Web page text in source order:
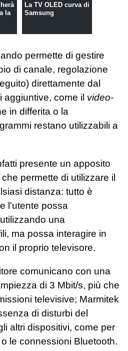
la
La TV OLED curva di
Samsung
permette di gestire
di canale, regolazione
direttamente dal
come il video-
in differita o la
restano utilizzabili a
presente un apposito
permette di utilizzare il
distanza: tutto è
l'utente possa
una
ma possa interagire in
il proprio televisore.
comunicano con una
di 3 Mbit/s, più che
televisive; Marmitek
di disturbi del
altri dispositivi, come per
le connessioni Bluetooth.